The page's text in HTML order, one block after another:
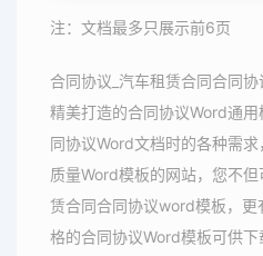
注：文档最多只展示前6页
合同协议_汽车租赁合同合同
精美打造的合同协议Word通
同协议Word文档时的各种需
质量Word模板的网站，您不
赁合同合同协议word模板，更
格的合同协议Word模板可供下